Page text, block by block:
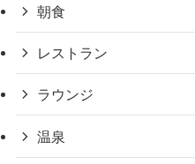
朝食
レストラン
ラウンジ
温泉